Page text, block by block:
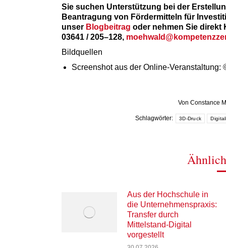
Sie suchen Unterstützung bei der
Beantragung von Fördermitteln für
unser Blogbeitrag oder nehmen Sie direkt
03641 / 205–128,
Bildquellen
Screenshot aus der Online-
Von Constance
Schlagwörter: 3D-Druck
Aus der Hochschule in
die Unternehmenspraxis:
Transfer durch
Mittelstand-Digital
vorgestellt